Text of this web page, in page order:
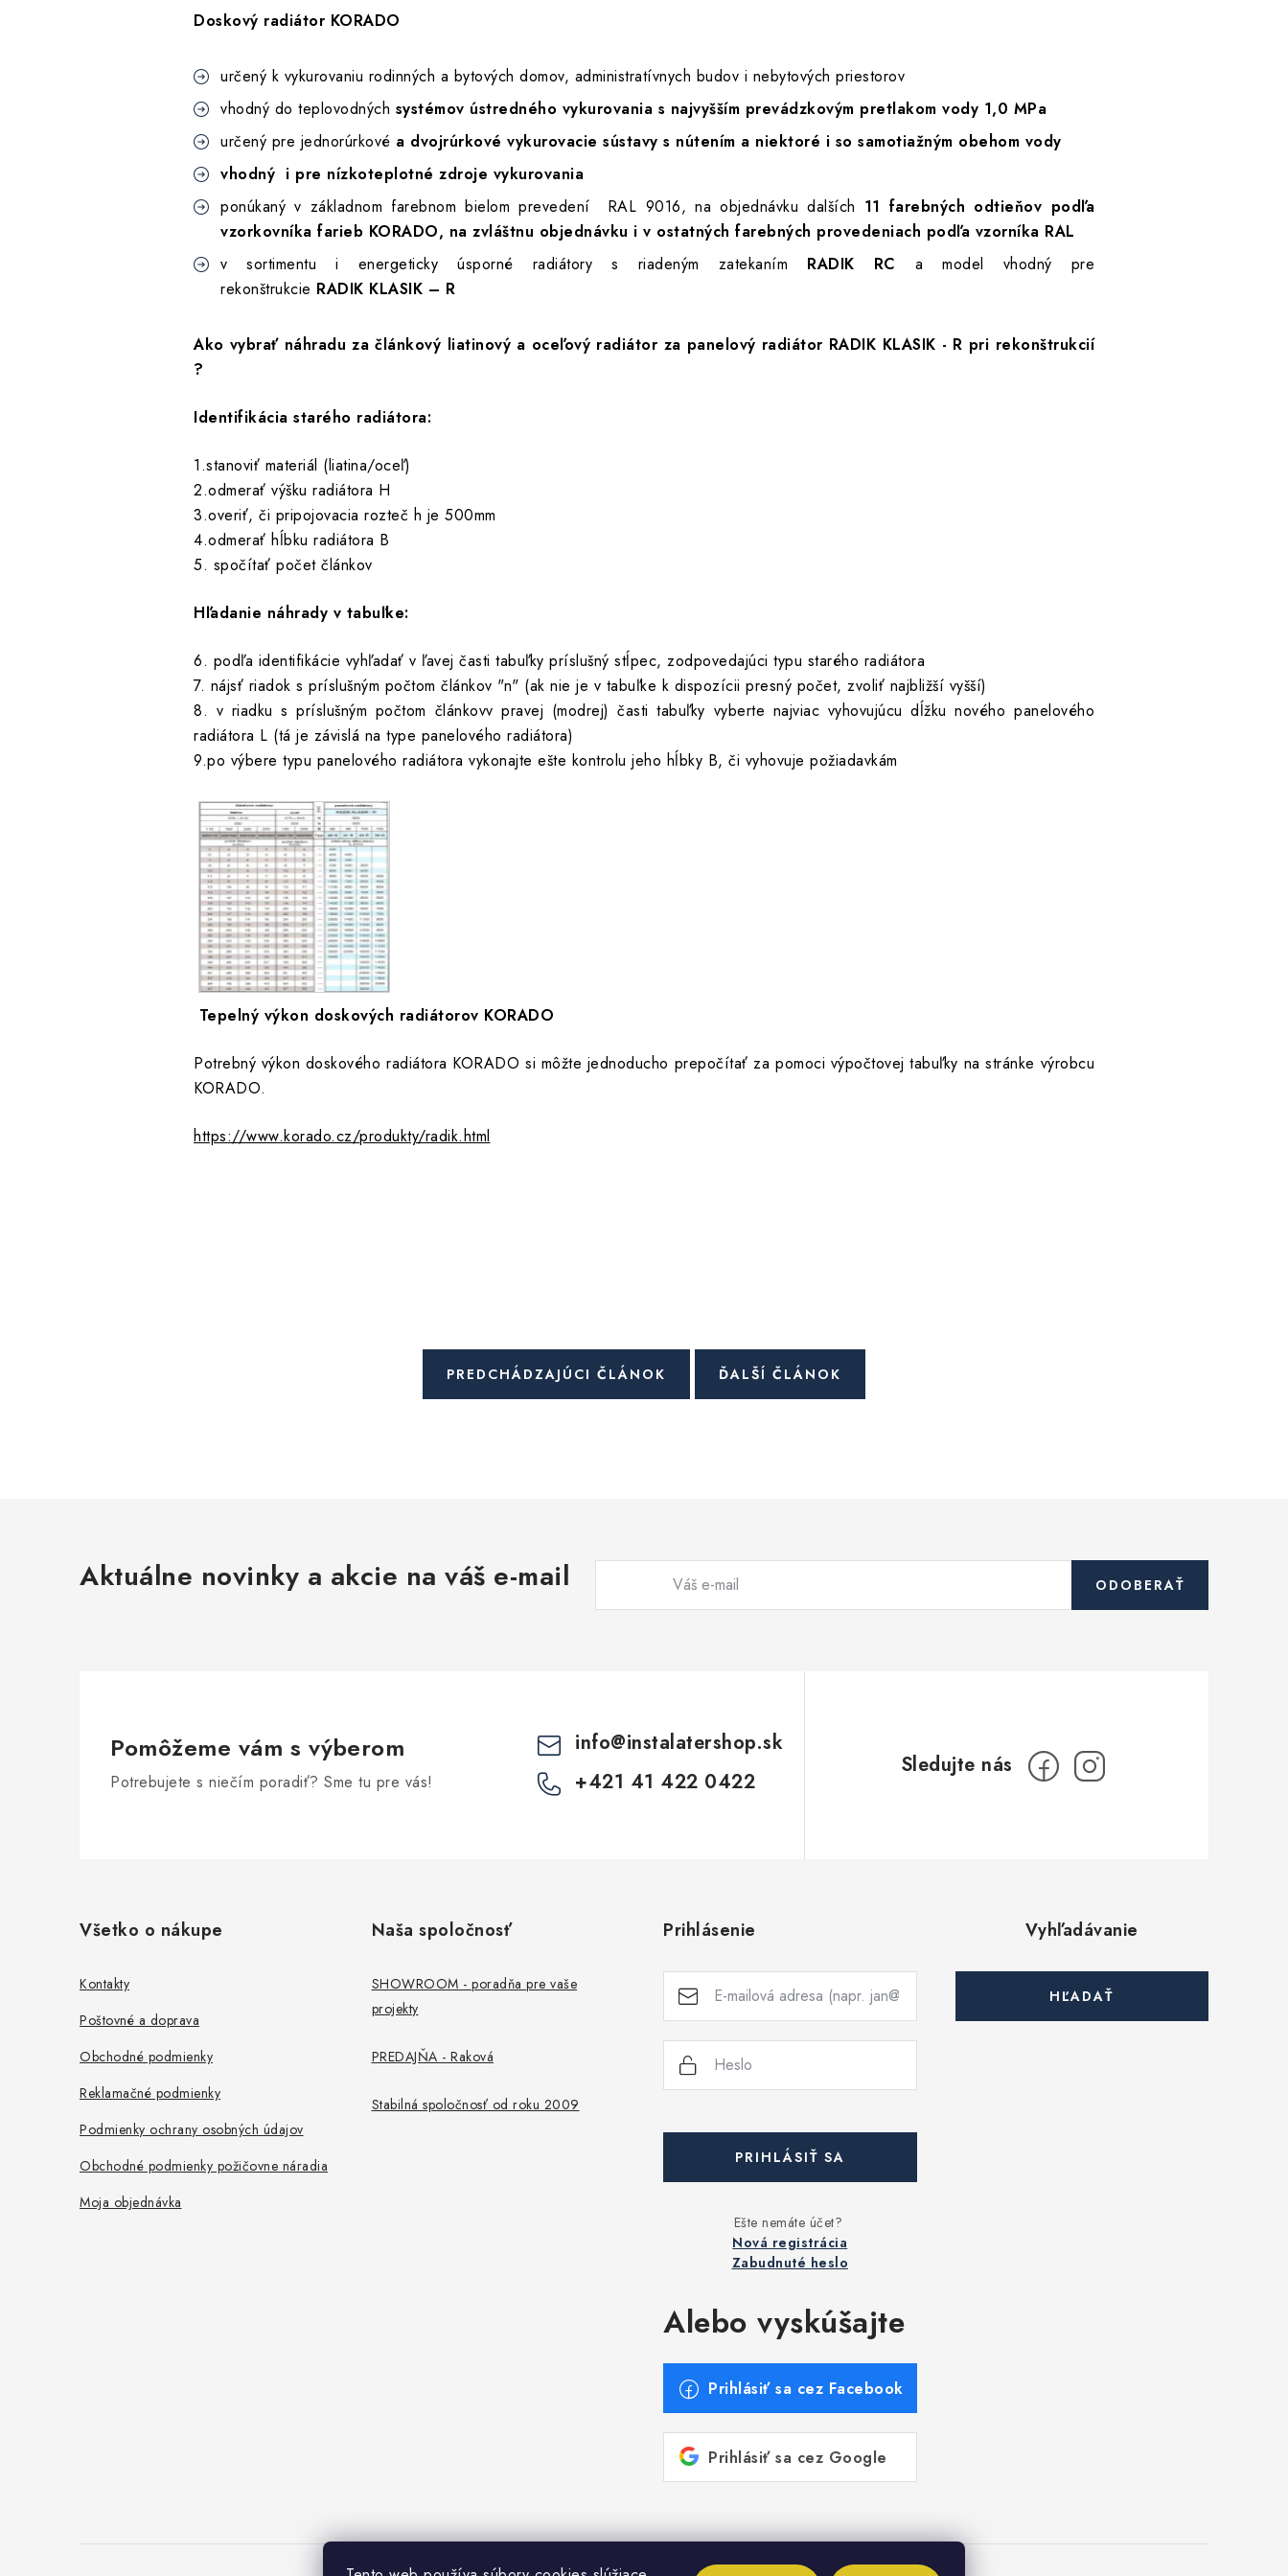
Doskový radiátor KORADO
určený k vykurovaniu rodinných a bytových domov, administratívnych budov i nebytových priestorov
vhodný do teplovodných systémov ústredného vykurovania s najvyšším prevádzkovým pretlakom vody 1,0 MPa
určený pre jednorúrkové a dvojrúrkové vykurovacie sústavy s nútením a niektoré i so samotiažným obehom vody
vhodný i pre nízkoteplotné zdroje vykurovania
ponúkaný v základnom farebnom bielom prevedení RAL 9016, na objednávku dalších 11 farebných odtieňov podľa
vzorkovníka farieb KORADO, na zvláštnu objednávku i v ostatných farebných provedeniach podľa vzorníka RAL
v sortimentu i energeticky úsporné radiátory s riadeným zatekaním RADIK RC a model vhodný pre
rekonštrukcie RADIK KLASIK – R
Ako vybrať náhradu za článkový liatinový a oceľový radiátor za panelový radiátor RADIK KLASIK - R pri rekonštrukcií
?
Identifikácia starého radiátora:
1.stanoviť materiál (liatina/oceľ)
2.odmerať výšku radiátora H
3.overiť, či pripojovacia rozteč h je 500mm
4.odmerať hĺbku radiátora B
5. spočítať počet článkov
Hľadanie náhrady v tabuľke:
6. podľa identifikácie vyhľadať v ľavej časti tabuľky príslušný stĺpec, zodpovedajúci typu starého radiátora
7. nájsť riadok s príslušným počtom článkov "n" (ak nie je v tabuľke k dispozícii presný počet, zvoliť najbližší vyšší)
8. v riadku s príslušným počtom článkovv pravej (modrej) časti tabuľky vyberte najviac vyhovujúcu dĺžku nového panelového
radiátora L (tá je závislá na type panelového radiátora)
9.po výbere typu panelového radiátora vykonajte ešte kontrolu jeho hĺbky B, či vyhovuje požiadavkám
Tepelný výkon doskových radiátorov KORADO
Potrebný výkon doskového radiátora KORADO si môžte jednoducho prepočítať za pomoci výpočtovej tabuľky na stránke výrobcu
KORADO.
https://www.korado.cz/produkty/radik.html
PREDCHÁDZAJÚCI ČLÁNOK ĎALŠÍ ČLÁNOK
Aktuálne novinky a akcie na váš e-mail ODOBERAŤ
Pomôžeme vám s výberom
Potrebujete s niečím poradiť? Sme tu pre vás!
info@instalatershop.sk
+421 41 422 0422
Všetko o nákupe
Kontakty
Poštovné a doprava
Obchodné podmienky
Reklamačné podmienky
Podmienky ochrany osobných údajov
Obchodné podmienky požičovne náradia
Moja objednávka
Naša spoločnosť
SHOWROOM - poradňa pre vaše
projekty
PREDAJŇA - Raková
Stabilná spoločnosť od roku 2009
Prihlásenie
PRIHLÁSIŤ SA
Nová registrácia
Zabudnuté heslo
Alebo vyskúšajte
Prihlásiť sa cez Facebook
Prihlásiť sa cez Google
Vyhľadávanie
HĽADAŤ